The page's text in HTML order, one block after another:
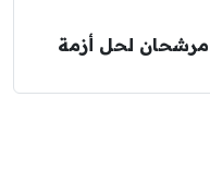
مرشحان لحل أزمة